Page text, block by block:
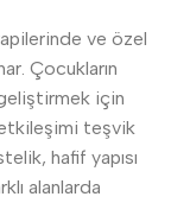
ve özel
Çocukların
için
etkileşimi teşvik
hafif yapısı
alanlarda